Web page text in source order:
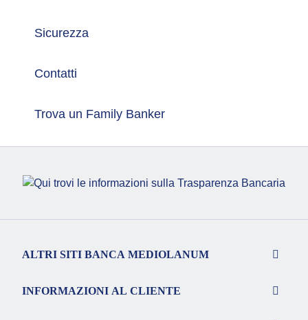
Sicurezza
Contatti
Trova un Family Banker
ALTRI SITI BANCA MEDIOLANUM
INFORMAZIONI AL CLIENTE